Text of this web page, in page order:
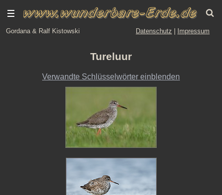
Gordana & Ralf Kistowski Datenschutz Impressum
Tureluur
Verwandte Schlüsselwörter einblenden